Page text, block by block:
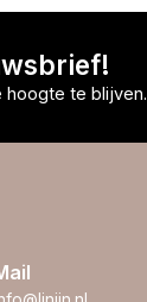
hoogte te blijven.